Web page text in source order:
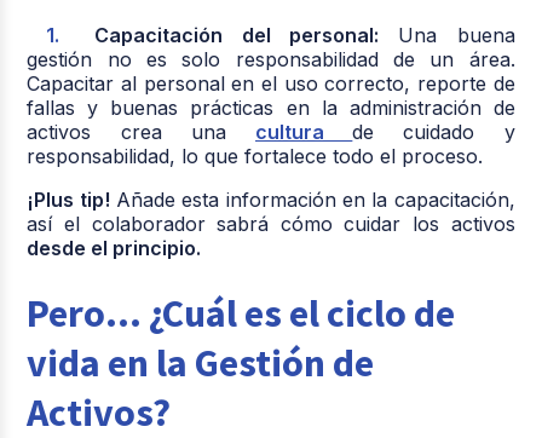
Capacitación del personal: Una buena
gestión no es solo responsabilidad de un área.
Capacitar al personal en el uso correcto, reporte de
fallas y buenas prácticas en la administración de
activos crea una culturade cuidado y
responsabilidad, lo que fortalece todo el proceso.
¡Plus tip! Añade esta información en la capacitación,
así el colaborador sabrá cómo cuidar los activos
desde el principio.
Pero… ¿Cuál es el ciclo de
vida en la Gestión de
Activos?